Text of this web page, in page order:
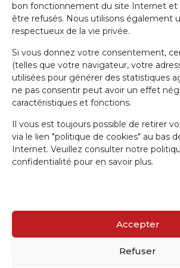
bon fonctionnement du site Internet et
être refusés. Nous utilisons également
respectueux de la vie privée.
Si vous donnez votre consentement,
(telles que votre navigateur, votre
utilisées pour générer des statistiques
ne pas consentir peut avoir un effet
caractéristiques et fonctions.
Il vous est toujours possible de retirer
via le lien "politique de cookies" au bas
Internet. Veuillez consulter notre
confidentialité pour en savoir plus.
Accepter
Refuser
Nom de famille
E-mail
J'accepte la politique de